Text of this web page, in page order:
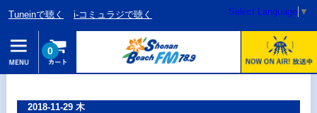
Tuneinで聴く i-コミュラジで聴く Select Language ▼
0
2018-11-29 木